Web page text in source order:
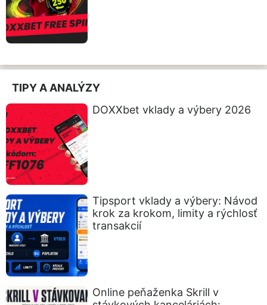
TIPY A ANALÝZY
DOXXbet vklady a výbery 2026
Tipsport vklady a výbery: Návod
krok za krokom, limity a rýchlosť
transakcií
Online peňaženka Skrill v